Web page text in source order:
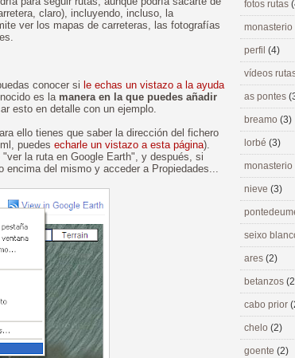
claro), incluyendo, incluso, la
ver los mapas de carreteras, las fotografías
conocer si le echas un vistazo a la ayuda
es lamanera en la que puedes añadir
esto en detalle con un ejemplo.
ello tienes que saber la dirección del fichero
puedes echarle un vistazo a esta página).
la ruta en Google Earth", y después, si
encima del mismo y acceder a Propiedades...
fotos rutas
perfil (4)
vídeos
as pontes
breamo (3)
lorbé (3)
nieve (3)
seixo
ares (2)
betanzos
cabo prior
chelo (2)
goente (2)